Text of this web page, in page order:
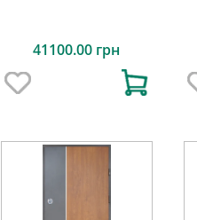
41100.00 грн